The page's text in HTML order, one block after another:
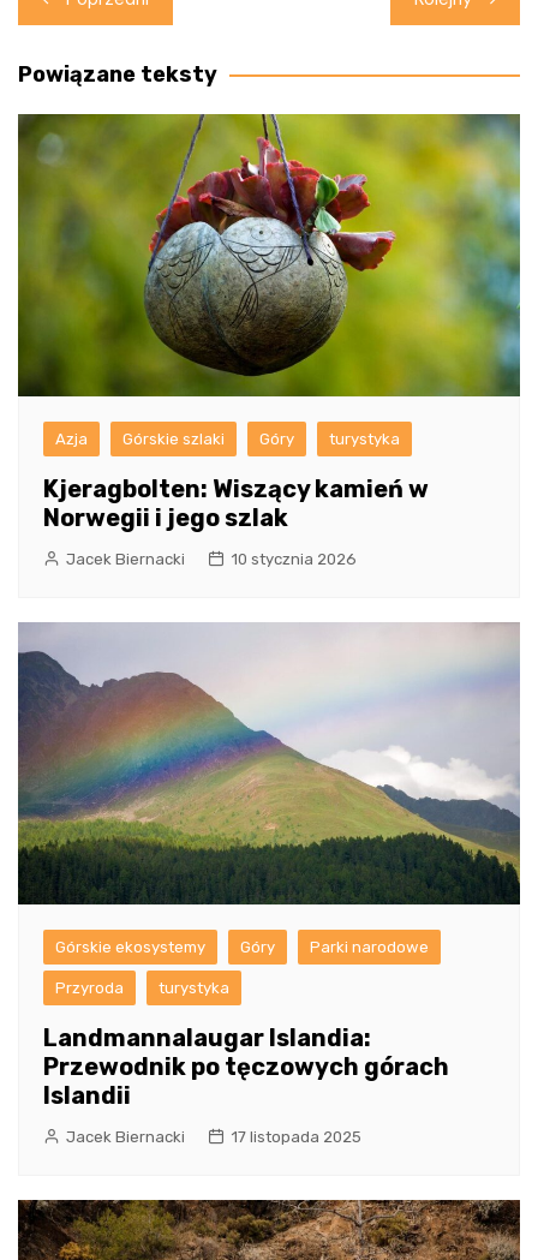
wpisu
Powiązane teksty
Azja Górskie szlaki Góry turystyka
Kjeragbolten: Wiszący kamień w
Norwegii i jego szlak
Jacek Biernacki 10 stycznia 2026
Górskie ekosystemy Góry Parki narodowe
Przyroda turystyka
Landmannalaugar Islandia:
Przewodnik po tęczowych górach
Islandii
Jacek Biernacki 17 listopada 2025